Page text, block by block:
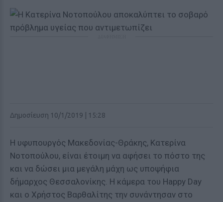
Δημοσίευση 10/1/2019 | 15:28
Η υφυπουργός Μακεδονίας-Θράκης, Κατερίνα
Νοτοπούλου, είναι έτοιμη να αφήσει το πόστο της
και να δώσει μια μεγάλη μάχη ως υποψήφια
δήμαρχος Θεσσαλονίκης. Η κάμερα του Happy Day
και ο Χρήστος Βαρθαλίτης την συνάντησαν στο